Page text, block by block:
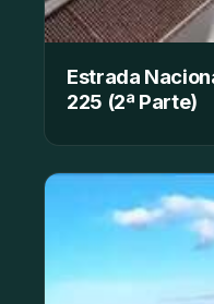
Estrada
225 (2ª Parte)